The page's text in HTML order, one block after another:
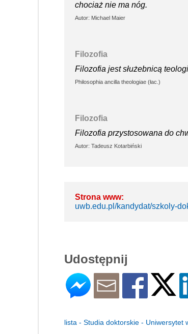
chociaż nie ma nóg.
Autor: Michael Maier
Filozofia
Filozofia jest służebnicą
Philosophia ancilla theologiae (łac.)
Filozofia
Filozofia przystosowana do
Autor: Tadeusz Kotarbiński
Strona www:
uwb.edu.pl/kandydat/szkoly-
Udostępnij
lista - Studia doktorskie - Uniwersytet